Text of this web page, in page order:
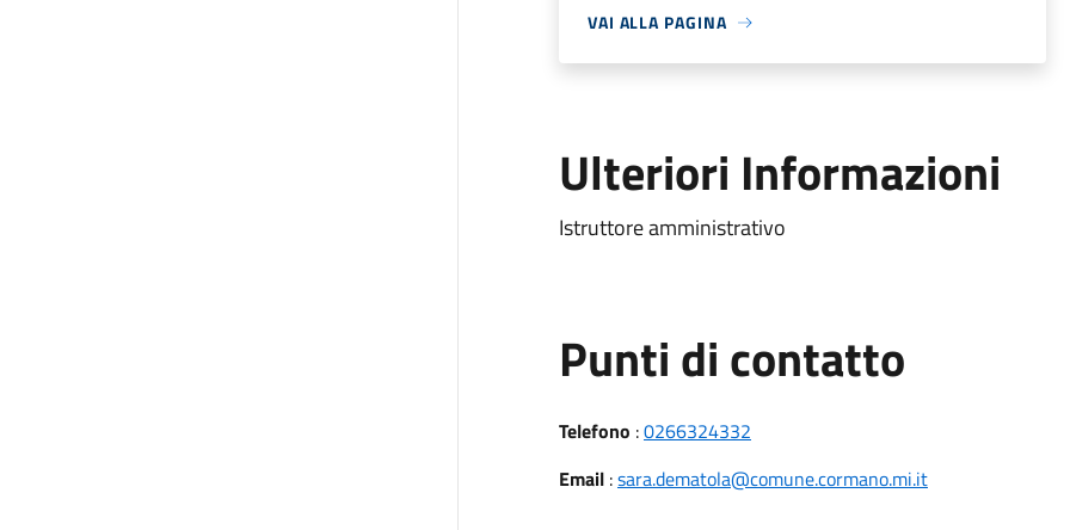
VAI ALLA PAGINA
Ulteriori Informazioni
Istruttore amministrativo
Punti di contatto
Telefono :0266324332
Email:sara.dematola@comune.cormano.mi.it